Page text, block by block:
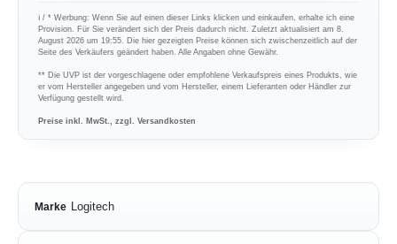
ℹ︎ / * Werbung: Wenn Sie auf einen dieser Links klicken und einkaufen, erhalte ich eine
Provision. Für Sie verändert sich der Preis dadurch nicht. Zuletzt aktualisiert am 8.
August 2026 um 19:55. Die hier gezeigten Preise können sich zwischenzeitlich auf der
Seite des Verkäufers geändert haben. Alle Angaben ohne Gewähr.
** Die UVP ist der vorgeschlagene oder empfohlene Verkaufspreis eines Produkts, wie
er vom Hersteller angegeben und vom Hersteller, einem Lieferanten oder Händler zur
Verfügung gestellt wird.
Preise inkl. MwSt., zzgl. Versandkosten
Marke Logitech